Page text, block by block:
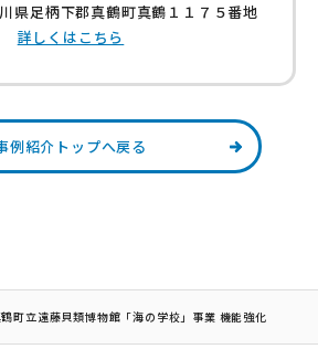
県足柄下郡真鶴町真鶴１１７５番地
詳しくはこちら
例紹介トップへ戻る
町立遠藤貝類博物館「海の学校」事業 機能強化